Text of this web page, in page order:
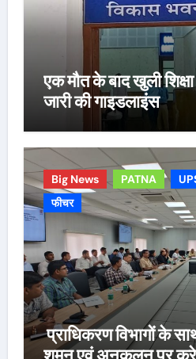
एक मौत के बाद खुली
जारी की गाइडलाइंस
Big News PATNA
फीचर
प्राधिकरण विभागों के
शमन एवं अनुकूलन पर